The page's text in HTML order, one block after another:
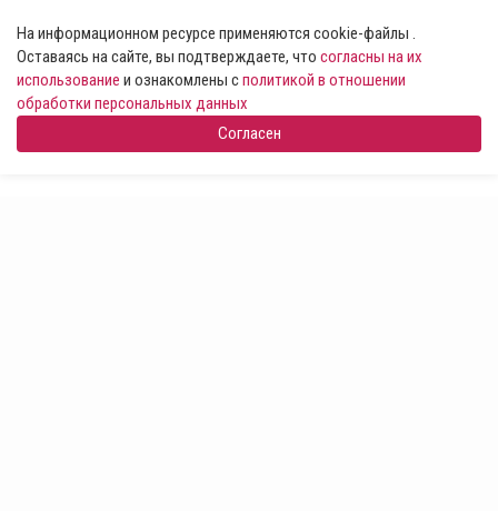
На информационном ресурсе применяются cookie-файлы .
Оставаясь на сайте, вы подтверждаете, что согласны на их
использование и ознакомлены сполитикой в отношении
обработки персональных данных
Согласен